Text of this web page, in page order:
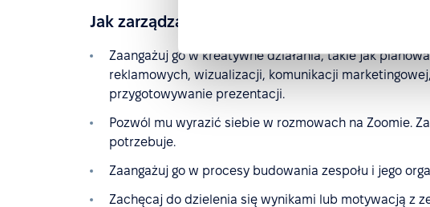
Jak zarządzać Animatorem?
Zaangażuj go w kreatywne działania, takie jak
reklamowych, wizualizacji, komunikacji
przygotowywanie prezentacji.
Pozwól mu wyrazić siebie w rozmowach na Zoomie.
potrzebuje.
Zaangażuj go w procesy budowania zespołu i jego
Zachęcaj do dzielenia się wynikami lub motywacją z